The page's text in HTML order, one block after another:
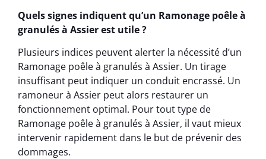
Quels signes indiquent qu’un Ramonage poêle à
granulés à Assier est utile ?
Plusieurs indices peuvent alerter la nécessité d’un
Ramonage poêle à granulés à Assier. Un tirage
insuffisant peut indiquer un conduit encrassé. Un
ramoneur à Assier peut alors restaurer un
fonctionnement optimal. Pour tout type de
Ramonage poêle à granulés à Assier, il vaut mieux
intervenir rapidement dans le but de prévenir des
dommages.